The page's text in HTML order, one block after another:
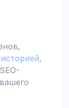
,